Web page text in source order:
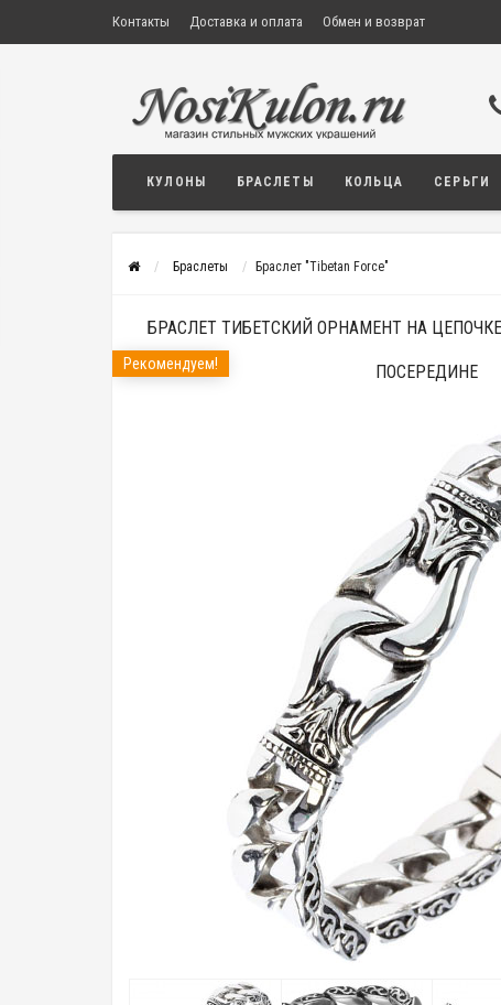
Контакты Доставка и оплата Обмен и возврат
КУЛОНЫ БРАСЛЕТЫ КОЛЬЦА СЕРЬГИ
Браслеты Браслет "Tibetan Force"
БРАСЛЕТ ТИБЕТСКИЙ ОРНАМЕНТ НА
ПОСЕРЕДИНЕ
Рекомендуем!